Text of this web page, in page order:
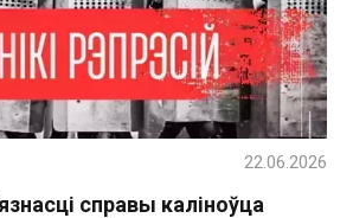
справы каліноўца
22.06.2026